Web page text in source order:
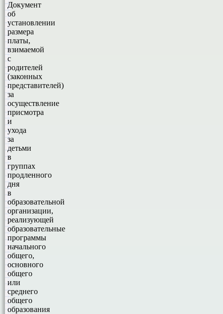
Документ
об
установлении
размера
платы,
взимаемой
с
родителей
(законных
представителей)
за
осуществление
присмотра
и
ухода
за
детьми
в
группах
продленного
дня
в
образовательной
организации,
реализующей
образовательные
программы
начального
общего,
основного
общего
или
среднего
общего
образования